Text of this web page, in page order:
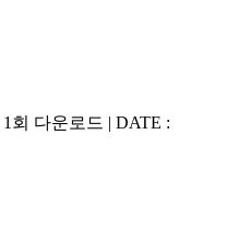
1회 다운로드 | DATE :